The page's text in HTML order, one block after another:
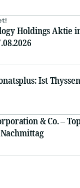
Holdings Aktie
Ist
& Co. –